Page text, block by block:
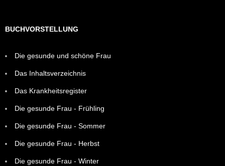
BUCHVORSTELLUNG
Die gesunde und schöne Frau
Das Inhaltsverzeichnis
Das Krankheitsregister
Die gesunde Frau - Frühling
Die gesunde Frau - Sommer
Die gesunde Frau - Herbst
Die gesunde Frau - Winter